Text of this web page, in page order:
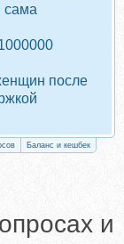
сама
после
Баланс и кешбек
и